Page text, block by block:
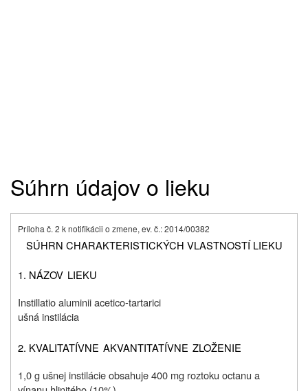
Súhrn údajov o lieku
Príloha č. 2 k notifikácii o zmene, ev. č.: 2014/00382
SÚHRN CHARAKTERISTICKÝCH VLASTNOSTÍ LIEKU
1. NÁZOV LIEKU
Instillatio aluminii acetico-tartarici
ušná instilácia
2. KVALITATÍVNE AKVANTITATÍVNE ZLOŽENIE
1,0 g ušnej instilácie obsahuje 400 mg roztoku octanu a